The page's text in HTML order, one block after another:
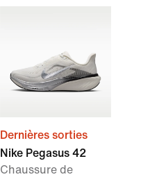
Dernières sorties
Nike Pegasus 42
Chaussure de